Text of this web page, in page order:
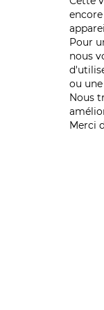
Pour
nous
ou
Nous
Merci